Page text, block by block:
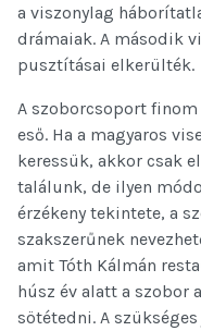
a viszonylag
drámaiak. A második
pusztításai elkerülték.
A szoborcsoport finom
eső. Ha a magyaros
keressük, akkor csak
találunk, de ilyen
érzékeny tekintete, a
szakszerűnek
amit Tóth Kálmán
húsz év alatt a szobor
sötétedni. A